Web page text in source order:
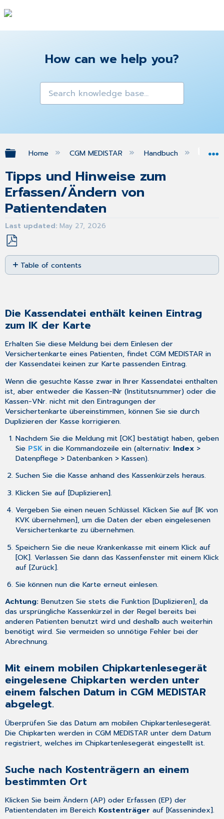
How can we help you?
Expand/collapse global hierarchy
Home CGM MEDISTAR Handbuch
Tipps und Hinweise zum
Erfassen/Ändern von
Patientendaten
Last updated May 27, 2026
Save
as
PDF
Table of contents
keinen
Eintrag
zum
IK
der
Karte
einem
mobilen
Chipkartenlesegerät
eingelesene
Chipkarten
unter
einem
falschen
Datum
in
CGM
abgelegt.
Suche
nach
Kostenträgern
an
einem
bestimmten
Ort
nach
sonstigen
Kostenträgern
Die Kassendatei enthält keinen Eintrag
zum IK der Karte
Erhalten Sie diese Meldung bei demEinlesen der
Versichertenkarte eines Patienten, findet CGM MEDISTAR in
der Kassendatei keinen zur Karte passenden Eintrag.
Wenn die gesuchte Kasse zwar in Ihrer Kassendatei enthalten
ist, aber entweder die Kassen-INr (Institutsnummer) oder die
Kassen-VNr. nicht mit den Eintragungen der
Versichertenkarte übereinstimmen, können Sie sie durch
Duplizieren der Kasse korrigieren.
Nachdem Sie die Meldung mit [OK] bestätigt haben, geben
Sie PSKin die Kommandozeile ein (alternativ: Index>
Datenpflege > Datenbanken > Kassen).
Suchen Sie die Kasse anhand des Kassenkürzels heraus.
Klicken Sie auf [Duplizieren].
Vergeben Sie einen neuen Schlüssel. Klicken Sie auf [IK von
KVK übernehmen], um die Daten der eben eingelesenen
Versichertenkarte zu übernehmen.
Speichern Sie die neue Krankenkasse mit einem Klick auf
[OK]. Verlassen Sie dann das Kassenfenster mit einem Klick
auf [Zurück].
Sie können nun die Karte erneut einlesen.
Achtung:Benutzen Sie stets die Funktion [Duplizieren], da
das ursprüngliche Kassenkürzel in der Regel bereits bei
anderen Patienten benutzt wird und deshalb auch weiterhin
benötigt wird. Sie vermeiden so unnötige Fehler bei der
Abrechnung.
Mit einem mobilen Chipkartenlesegerät
eingelesene Chipkarten werden unter
einem falschen Datum in CGM MEDISTAR
abgelegt.
Überprüfen Sie das Datum am mobilen Chipkartenlesegerät.
Die Chipkarten werden in CGM MEDISTAR unter dem Datum
registriert, welches im Chipkartenlesegerät eingestellt ist.
Suche nach Kostenträgern an einem
bestimmten Ort
Klicken Sie beim Ändern (AP) oder Erfassen (EP) der
Patientendaten im Bereich Kostenträger auf [Kassenindex].